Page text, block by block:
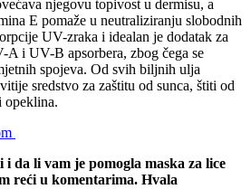
njegovu topivost u dermisu, a
E pomaže u neutraliziranju slobodnih
UV-zraka i idealan je dodatak za
A i UV-B apsorbera, zbog čega se
spojeva. Od svih biljnih ulja
sredstvo za zaštitu od sunca, štiti od
opeklina.
da li vam je pomogla maska za lice
reći u komentarima. Hvala